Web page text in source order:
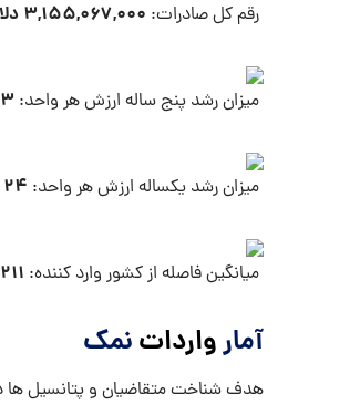
رقم کل صادرات: ۳,۱۵۵,۰۶۷,۰۰۰
میزان رشد پنج ساله ارزش هر واحد: ۳
میزان رشد یکساله ارزش هر واحد: ۲۴
میانگین فاصله از کشور وارد کننده:
آماروارداتنمک
هدف شناخت متقاضیان و پتانسیل ها